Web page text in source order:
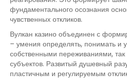
фундаментального осознания
чувственных откликов.
Вулкан казино объединен с
– умения определять, понимать и
собственными переживаниями,
субъектов. Развитый душевный
пластичным и регулируемым